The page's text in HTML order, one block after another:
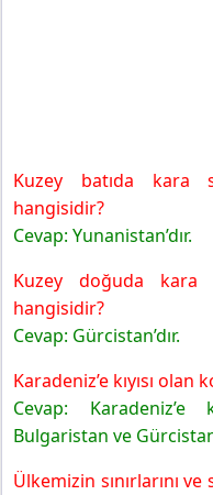
Kuzey batıda kara
hangisidir?
Cevap: Yunanistan’dır.
Kuzey doğuda kara
hangisidir?
Cevap: Gürcistan’dır.
Karadeniz’e kıyısı
Cevap:
Bulgaristan ve
Ülkemizin sınırlarını